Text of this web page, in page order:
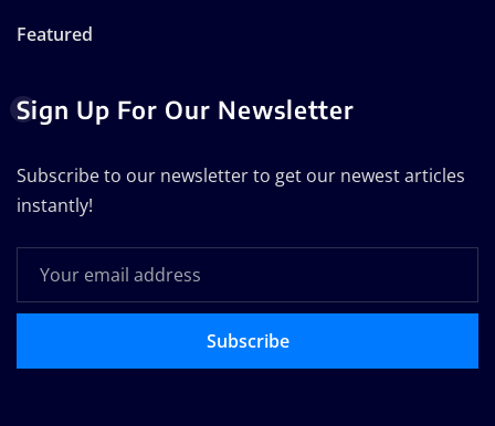
Featured
Sign Up For Our Newsletter
Subscribe to our newsletter to get our newest articles
instantly!
Subscribe